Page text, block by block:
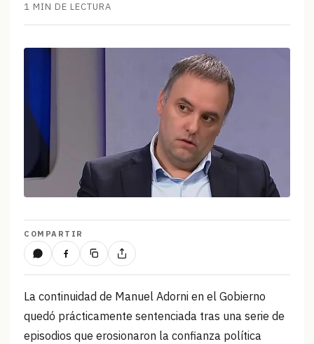
1 MIN DE LECTURA
COMPARTIR
La continuidad de Manuel Adorni en el Gobierno
quedó prácticamente sentenciada tras una serie de
episodios que erosionaron la confianza política